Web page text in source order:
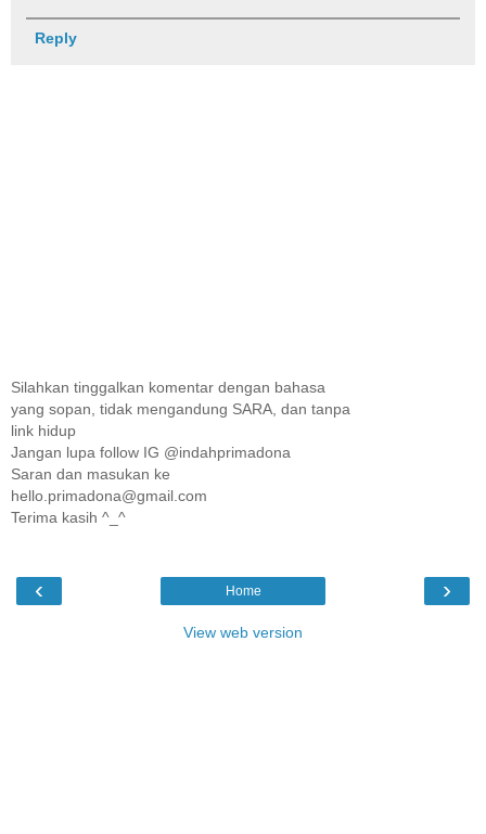
Reply
Silahkan tinggalkan komentar dengan bahasa
yang sopan, tidak mengandung SARA, dan tanpa
link hidup
Jangan lupa follow IG @indahprimadona
Saran dan masukan ke
hello.primadona@gmail.com
Terima kasih ^_^
‹ ›
Home
View web version